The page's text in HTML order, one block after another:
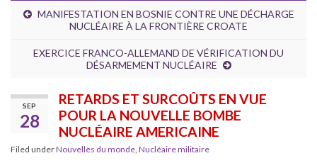
MANIFESTATION EN BOSNIE CONTRE UNE DÉCHARGE
NUCLÉAIRE À LA FRONTIÈRE CROATE
EXERCICE FRANCO-ALLEMAND DE VÉRIFICATION DU
DÉSARMEMENT NUCLÉAIRE
SEP
28
RETARDS ET SURCOÛTS EN VUE
POUR LA NOUVELLE BOMBE
NUCLÉAIRE AMERICAINE
Filed underNouvelles du monde, Nucléaire militaire